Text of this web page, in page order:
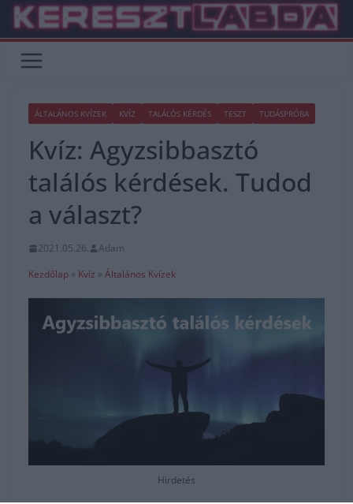
Skip
content
ÁLTALÁNOS KVÍZEK KVÍZ TALÁLÓS KÉRDÉS TESZT TUDÁSPRÓBA
Kvíz: Agyzsibbasztó
találós kérdések. Tudod
a választ?
2021.05.26.
Adam
Kezdőlap » Kvíz » Általános Kvízek
Hirdetés